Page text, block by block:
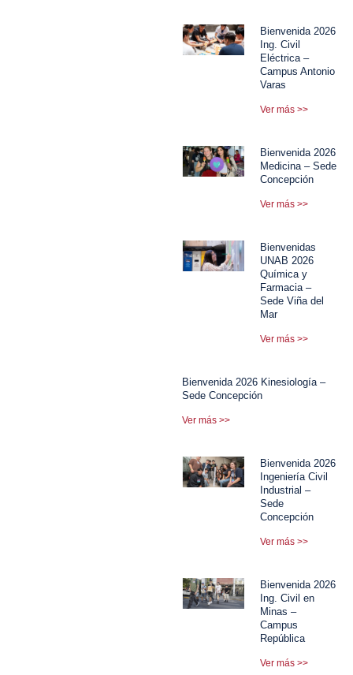
Bienvenida 2026
Ing. Civil
Eléctrica –
Campus Antonio
Varas
Ver más >>
Bienvenida 2026
Medicina – Sede
Concepción
Ver más >>
Bienvenidas
UNAB 2026
Química y
Farmacia –
Sede Viña del
Mar
Ver más >>
Bienvenida 2026 Kinesiología –
Sede Concepción
Ver más >>
Bienvenida 2026
Ingeniería Civil
Industrial –
Sede
Concepción
Ver más >>
Bienvenida 2026
Ing. Civil en
Minas –
Campus
República
Ver más >>